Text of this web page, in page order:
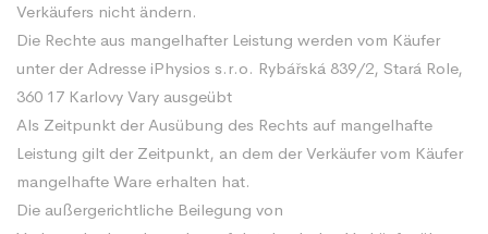
Verkäufers nicht ändern.
Die Rechte aus mangelhafter Leistung werden vom Käufer
unter der Adresse iPhysios s.r.o. Rybářská 839/2, Stará Role,
360 17 Karlovy Vary ausgeübt
Als Zeitpunkt der Ausübung des Rechts auf mangelhafte
Leistung gilt der Zeitpunkt, an dem der Verkäufer vom Käufer
mangelhafte Ware erhalten hat.
Die außergerichtliche Beilegung von